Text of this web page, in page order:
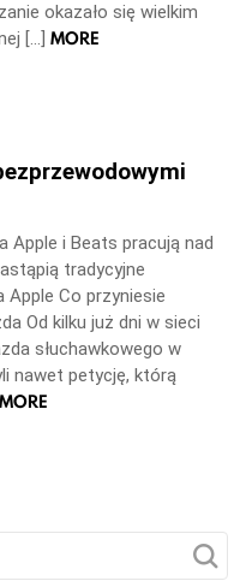
okazało się wielkim
[…] MORE
Apple i Beats pracują nad
tradycyjne
Apple Co przyniesie
Od kilku już dni w sieci
słuchawkowego w
nawet petycję, którą
MORE